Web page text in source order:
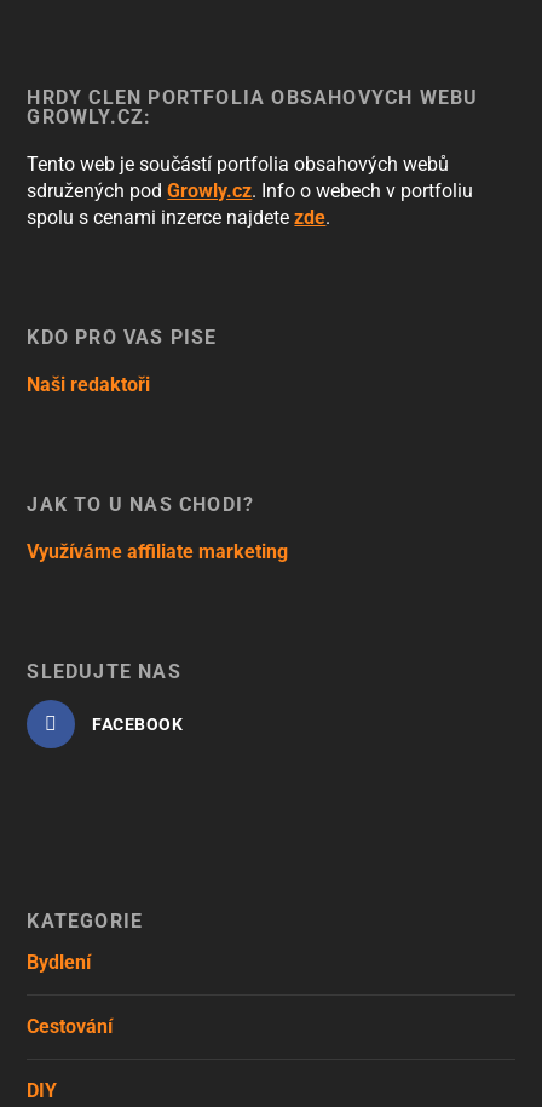
HRDÝ ČLEN PORTFOLIA OBSAHOVÝCH WEBŮ
GROWLY.CZ:
Tento web je součástí portfolia obsahových webů
sdružených podGrowly.cz. Info o webech v portfoliu
spolu s cenami inzerce najdetezde.
KDO PRO VÁS PÍŠE
Naši redaktoři
JAK TO U NÁS CHODÍ?
Využíváme affiliate marketing
SLEDUJTE NÁS
FACEBOOK
KATEGORIE
Bydlení
Cestování
DIY